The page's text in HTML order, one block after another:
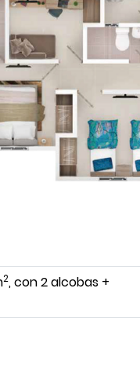
2, con 2 alcobas +